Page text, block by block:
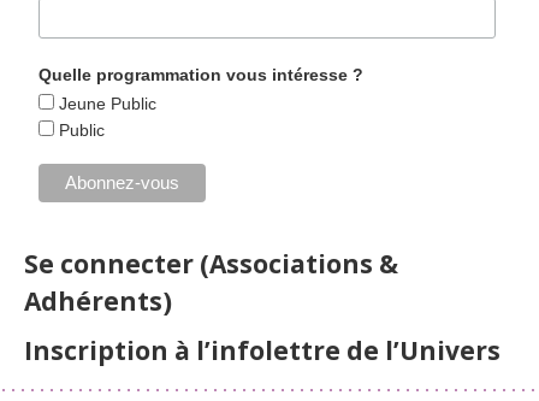
Quelle programmation vous intéresse ?
Jeune Public
Public
Se connecter (Associations &
Adhérents)
Inscription à l’infolettre de l’Univers